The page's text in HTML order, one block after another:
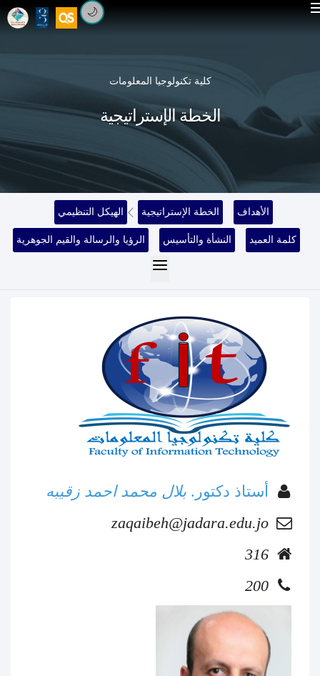
🌙
كلية تكنولوجيا المعلومات
الخطة الإستراتيجية
الهيكل التنظيمي الخطة الإستراتيجية الأهداف
الرؤيا والرسالة والقيم الجوهرية النشأة والتأسيس كلمة العميد
أستاذ دكتور. بلال محمد احمد زقيبه
zaqaibeh@jadara.edu.jo
316
200